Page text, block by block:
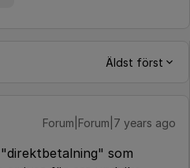
Äldst först
Forum|Forum|7 years ago
som